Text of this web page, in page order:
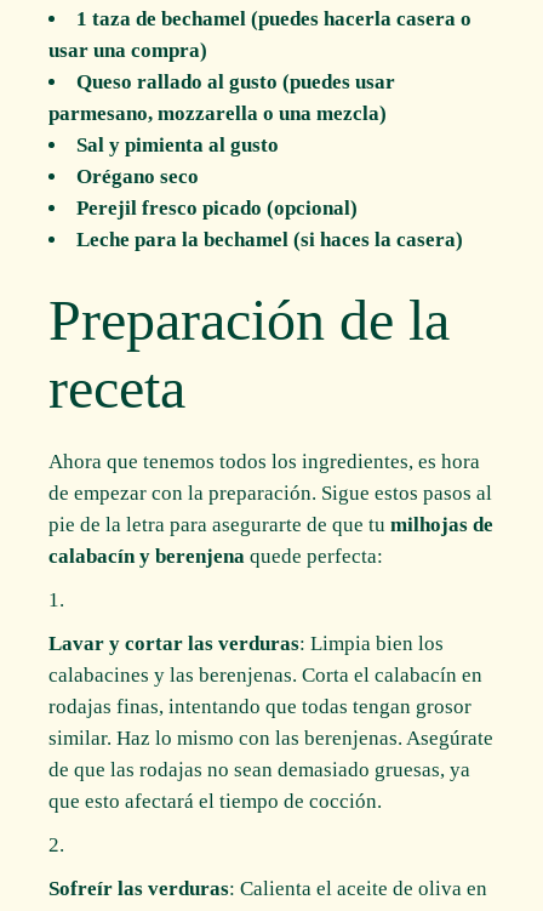
1 taza de bechamel (puedes hacerla casera o
usar una compra)
Queso rallado al gusto (puedes usar
parmesano, mozzarella o una mezcla)
Sal y pimienta al gusto
Orégano seco
Perejil fresco picado (opcional)
Leche para la bechamel (si haces la casera)
Preparación de la
receta
Ahora que tenemos todos los ingredientes, es hora
de empezar con la preparación. Sigue estos pasos al
pie de la letra para asegurarte de que tumilhojas de
calabacín y berenjena quede perfecta:
Lavar y cortar las verduras: Limpia bien los
calabacines y las berenjenas. Corta el calabacín en
rodajas finas, intentando que todas tengan grosor
similar. Haz lo mismo con las berenjenas. Asegúrate
de que las rodajas no sean demasiado gruesas, ya
que esto afectará el tiempo de cocción.
Sofreír las verduras: Calienta el aceite de oliva en